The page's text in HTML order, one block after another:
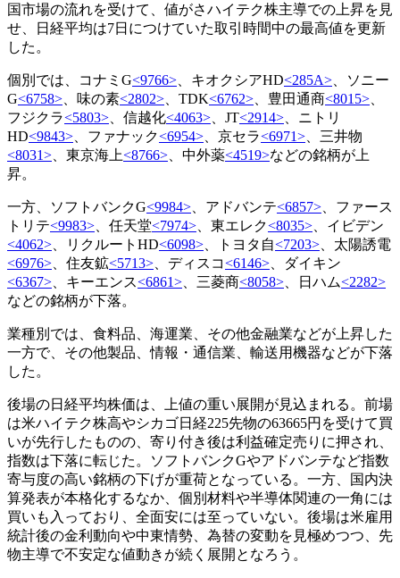
国市場の流れを受けて、値がさハイテク株主導での上昇を見
せ、日経平均は7日につけていた取引時間中の最高値を更新
した。
個別では、コナミG<9766> 、キオクシアHD<285A> 、ソニー
G<6758> 、味の素<2802> 、TDK<6762> 、豊田通商<8015>
フジクラ<5803> 、信越化<4063> 、JT<2914> 、ニトリ
HD<9843> 、ファナック<6954> 、京セラ<6971> 、三井物
<8031> 、東京海上<8766> 、中外薬<4519>などの銘柄が上
昇。
一方、ソフトバンクG<9984> 、アドバンテ<6857> 、ファース
トリテ<9983> 、任天堂<7974> 、東エレク<8035> 、イビデン
<4062> 、リクルートHD<6098> 、トヨタ自<7203> 、太陽誘電
<6976> 、住友鉱<5713> 、ディスコ<6146> 、ダイキン
<6367> 、キーエンス<6861> 、三菱商<8058> 、日ハム<2282>
などの銘柄が下落。
業種別では、食料品、海運業、その他金融業などが上昇した
一方で、その他製品、情報・通信業、輸送用機器などが下落
した。
後場の日経平均株価は、上値の重い展開が見込まれる。前場
は米ハイテク株高やシカゴ日経225先物の63665円を受けて買
いが先行したものの、寄り付き後は利益確定売りに押され、
指数は下落に転じた。ソフトバンクGやアドバンテなど指数
寄与度の高い銘柄の下げが重荷となっている。一方、国内決
算発表が本格化するなか、個別材料や半導体関連の一角には
買いも入っており、全面安には至っていない。後場は米雇用
統計後の金利動向や中東情勢、為替の変動を見極めつつ、先
物主導で不安定な値動きが続く展開となろう。